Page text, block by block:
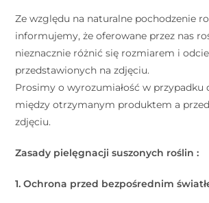
Ze względu na naturalne pochodzenie
informujemy, że oferowane przez nas
nieznacznie różnić się rozmiarem i
przedstawionych na zdjęciu.
Prosimy o wyrozumiałość w przypadku
między otrzymanym produktem a
zdjęciu.
Zasady pielęgnacji suszonych roślin :
1. Ochrona przed bezpośrednim